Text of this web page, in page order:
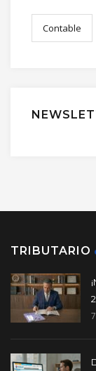
Contable
TRIBUTARIO